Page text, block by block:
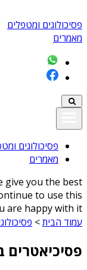
פסיכולוגים ומטפלים
מאמרים
פסיכולוגים
מאמרים
give you the best
to use this
are happy with it
עמוד הבית>
פסיכיאטרים